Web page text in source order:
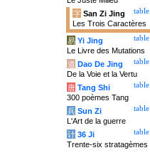
table
字 San Zi Jing
Les Trois Caractères
table
易 Yi Jing
Le Livre des Mutations
table
道 Dao De Jing
De la Voie et la Vertu
table
唐 Tang Shi
300 poèmes Tang
table
兵 Sun Zi
L'Art de la guerre
table
计 36 Ji
Trente-six stratagèmes